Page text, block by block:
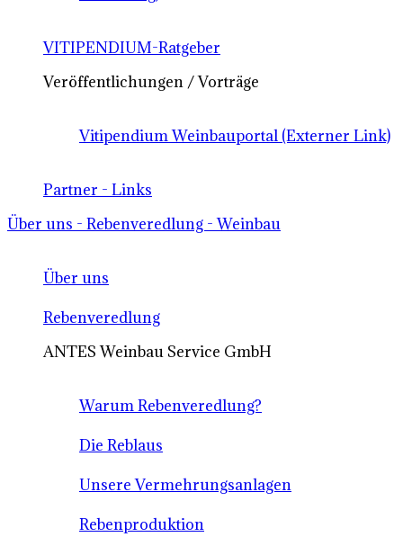
VITIPENDIUM-Ratgeber
Veröffentlichungen / Vorträge
Vitipendium Weinbauportal (Externer Link)
Partner - Links
Über uns - Rebenveredlung - Weinbau
Über uns
Rebenveredlung
ANTES Weinbau Service GmbH
Warum Rebenveredlung?
Die Reblaus
Unsere Vermehrungsanlagen
Rebenproduktion